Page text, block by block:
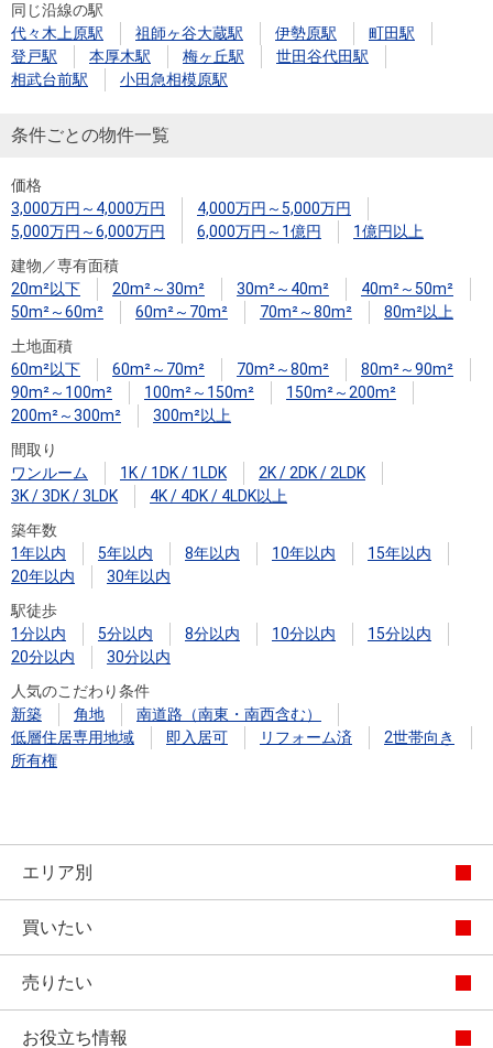
購入向け
サービス
住宅ロー
ンシミュ
レーショ
住まい1プ
ラス（お
税金の本
（電子ブ
ック）
住まいと
暮らしの
（電子ブ
売却ガイ
ド
同じ沿線の駅
代々木上原駅
祖師ヶ谷大蔵駅 伊勢原駅
町田駅
登戸駅
本厚木駅 梅ヶ丘駅
世田谷代田駅
相武台前駅
小田急相模原駅
条件ごとの物件一覧
価格
3,000万円～4,000万円
4,000万円～5,000万円
5,000万円～6,000万円
6,000万円～1億円
1億円以上
建物／専有面積
20m²以下
20m²～30m² 30m²～40m²
40m²～50m²
50m²～60m²
60m²～70m² 70m²～80m²
80m²以上
土地面積
60m²以下
60m²～70m² 70m²～80m²
80m²～90m²
90m²～100m²
100m²～150m²
150m²～200m²
200m²～300m²
300m²以上
間取り
ワンルーム
1K / 1DK / 1LDK
2K / 2DK / 2LDK
3K / 3DK / 3LDK
4K / 4DK / 4LDK以上
築年数
1年以内
5年以内 8年以内 10年以内
15年以内
20年以内
30年以内
駅徒歩
1分以内
5分以内 8分以内 10分以内
15分以内
20分以内
30分以内
人気のこだわり条件
新築
角地
南道路（南東・南西含む）
低層住居専用地域
即入居可 リフォーム済
2世帯向き
所有権
エリア別
買いたい
売りたい
お役立ち情報